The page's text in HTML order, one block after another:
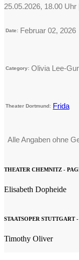
25.05.2026, 18.00
Date: Februar 02, 2026
Category: Olivia Lee-
Theater Dortmund: Frida
Alle Angaben ohne
THEATER CHEMNITZ -
Elisabeth Dopheide
STAATSOPER STUTTGART
Timothy Oliver